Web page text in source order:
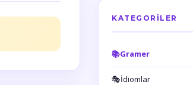
KATEGORILER
📚Gramer
🎭İdiomlar